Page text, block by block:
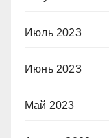
Июль 2023
Июнь 2023
Май 2023